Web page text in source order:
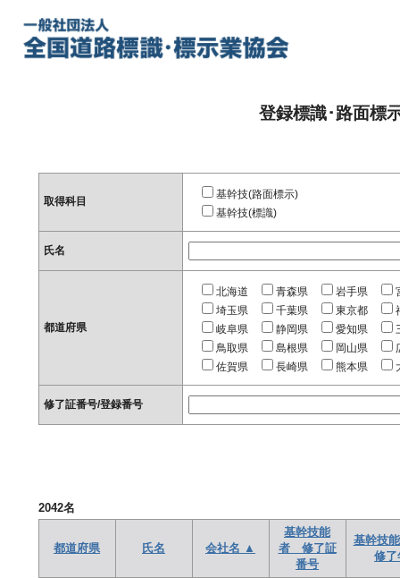
登録標識･路面標
取得科目
基幹技(路面標示)
基幹技(標識)
氏名
都道府県
北海道 青森県 岩手県
埼玉県
千葉県 東京都
岐阜県
静岡県 愛知県
鳥取県
島根県 岡山県
佐賀県
長崎県 熊本県
修了証番号/登録番号
2042名
都道府県 氏名 会社名 ▲
基幹技能
者 修了証
番号
基幹技
修了